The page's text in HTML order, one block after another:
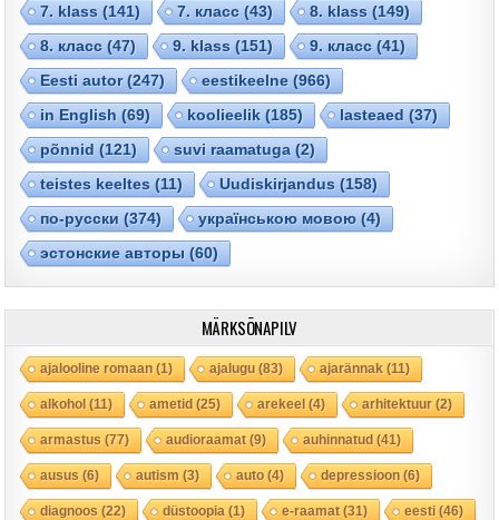
7. klass (141) 7. класс (43) 8. klass (149)
8. класс (47) 9. klass (151) 9. класс (41)
Eesti autor(247) eestikeelne (966)
in English (69) koolieelik (185) lasteaed (37)
põnnid (121) suvi raamatuga (2)
teistes keeltes (11) Uudiskirjandus (158)
по-русски (374) українською мовою (4)
эстонские авторы (60)
MÄRKSÕNAPILV
ajalooline romaan(1) ajalugu(83) ajarännak (11)
alkohol(11) ametid(25) arekeel(4) arhitektuur(2)
armastus (77) audioraamat(9) auhinnatud(41)
ausus (6) autism (3) auto(4) depressioon(6)
diagnoos (22) düstoopia (1) e-raamat(31) eesti(46)